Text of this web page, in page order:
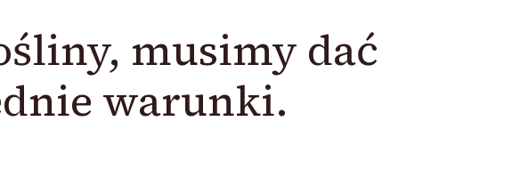
musimy dać
warunki.